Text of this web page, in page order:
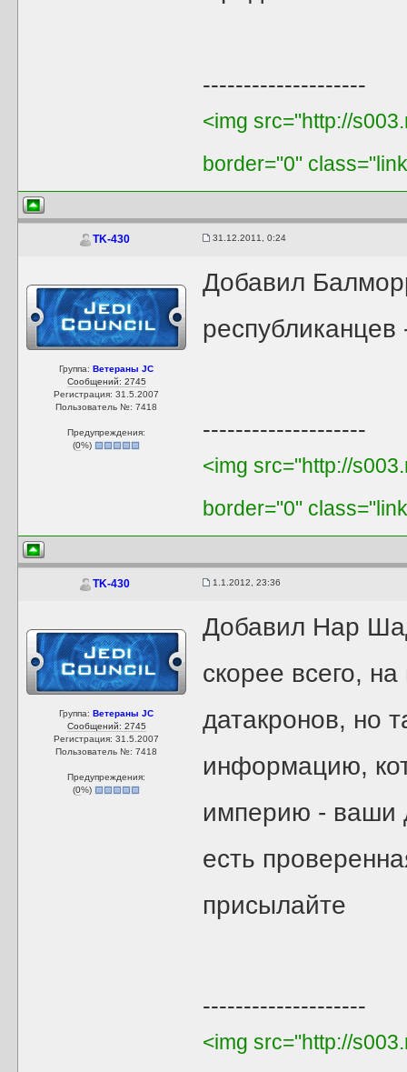
--------------------
<img src="http://
border="0"
TK-430 31.12.2011, 0:24
Группа:Ветераны JC
Сообщений: 2745
Регистрация: 31.5.2007
Пользователь №: 7418
Предупреждения:
(0%)
Добавил
республиканцев
--------------------
<img src="http://
border="0"
TK-430 1.1.2012, 23:36
Группа:Ветераны JC
Сообщений: 2745
Регистрация: 31.5.2007
Пользователь №: 7418
Предупреждения:
(0%)
Добавил Нар
скорее всего,
датакронов, но
информацию,
империю - ваши
есть
присылайте
--------------------
<img src="http://